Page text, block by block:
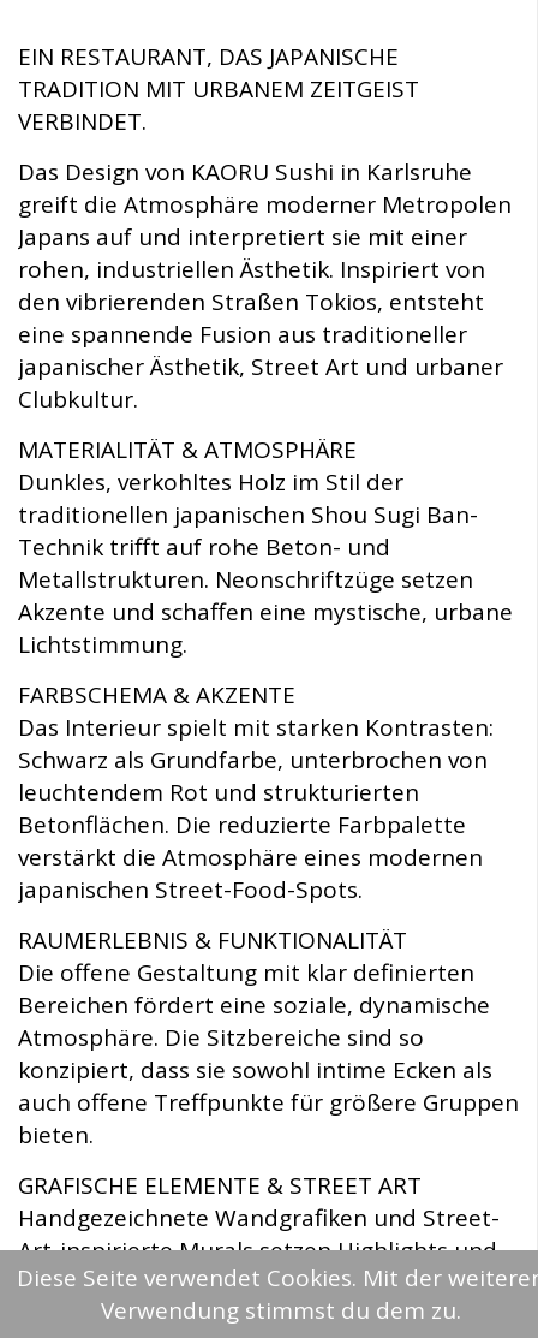
EIN RESTAURANT, DAS JAPANISCHE
TRADITION MIT URBANEM ZEITGEIST
VERBINDET.
Das Design von KAORU Sushi in Karlsruhe
greift die Atmosphäre moderner Metropolen
Japans auf und interpretiert sie mit einer
rohen, industriellen Ästhetik. Inspiriert von
den vibrierenden Straßen Tokios, entsteht
eine spannende Fusion aus traditioneller
japanischer Ästhetik, Street Art und urbaner
Clubkultur.
MATERIALITÄT & ATMOSPHÄRE
Dunkles, verkohltes Holz im Stil der
traditionellen japanischen Shou Sugi Ban-
Technik trifft auf rohe Beton- und
Metallstrukturen. Neonschriftzüge setzen
Akzente und schaffen eine mystische, urbane
Lichtstimmung.
FARBSCHEMA & AKZENTE
Das Interieur spielt mit starken Kontrasten:
Schwarz als Grundfarbe, unterbrochen von
leuchtendem Rot und strukturierten
Betonflächen. Die reduzierte Farbpalette
verstärkt die Atmosphäre eines modernen
japanischen Street-Food-Spots.
RAUMERLEBNIS & FUNKTIONALITÄT
Die offene Gestaltung mit klar definierten
Bereichen fördert eine soziale, dynamische
Atmosphäre. Die Sitzbereiche sind so
konzipiert, dass sie sowohl intime Ecken als
auch offene Treffpunkte für größere Gruppen
bieten.
GRAFISCHE ELEMENTE & STREET ART
Handgezeichnete Wandgrafiken und Street-
Art-inspirierte Murals setzen Highlights und
verankern das Konzept visuell in der urbanen
Welt Tokios. Sie schaffen eine Brücke
Diese Seite verwendet Cookies. Mit der
Verwendung stimmst du dem zu.